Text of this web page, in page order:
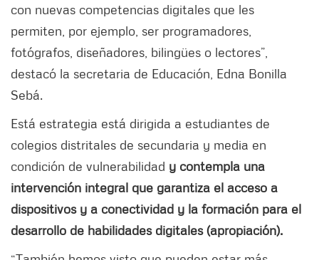
con nuevas competencias digitales que les
permiten, por ejemplo, ser programadores,
fotógrafos, diseñadores, bilingües o lectores”,
destacó la secretaria de Educación, Edna Bonilla
Sebá.
Está estrategia está dirigida a estudiantes de
colegios distritales de secundaria y media en
condición de vulnerabilidad y contempla una
intervención integral que garantiza el acceso a
dispositivos y a conectividad y la formación para el
desarrollo de habilidades digitales (apropiación).